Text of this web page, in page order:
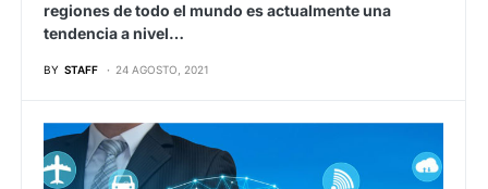
regiones de todo el mundo es actualmente una
tendencia a nivel…
BY STAFF 24 AGOSTO, 2021